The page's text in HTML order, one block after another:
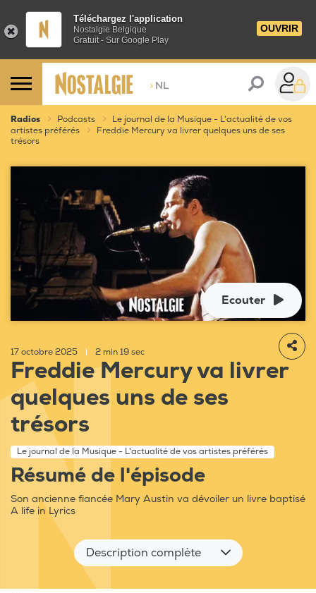
Téléchargez l'application
Nostalgie Belgique
Gratuit - Sur Google Play
OUVRIR
> NL
Radios Podcasts
Le journal de la Musique - L'actualité de vos
artistes préférés
Freddie Mercury va livrer quelques uns de ses
trésors
Ecouter
17 octobre 2025 2 min 19 sec
Freddie Mercury va livrer
quelques uns de ses
trésors
Le journal de la Musique - L'actualité de vos artistes préférés
Résumé de l'épisode
Son ancienne fiancée Mary Austin va dévoiler un livre baptisé
A life in Lyrics
Description complète